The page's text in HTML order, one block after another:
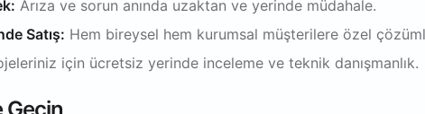
Arıza ve sorun anında uzaktan ve yerinde müdahale.
Satış: Hem bireysel hem kurumsal müşterilere özel
için ücretsiz yerinde inceleme ve teknik danışmanlık.
Geçin